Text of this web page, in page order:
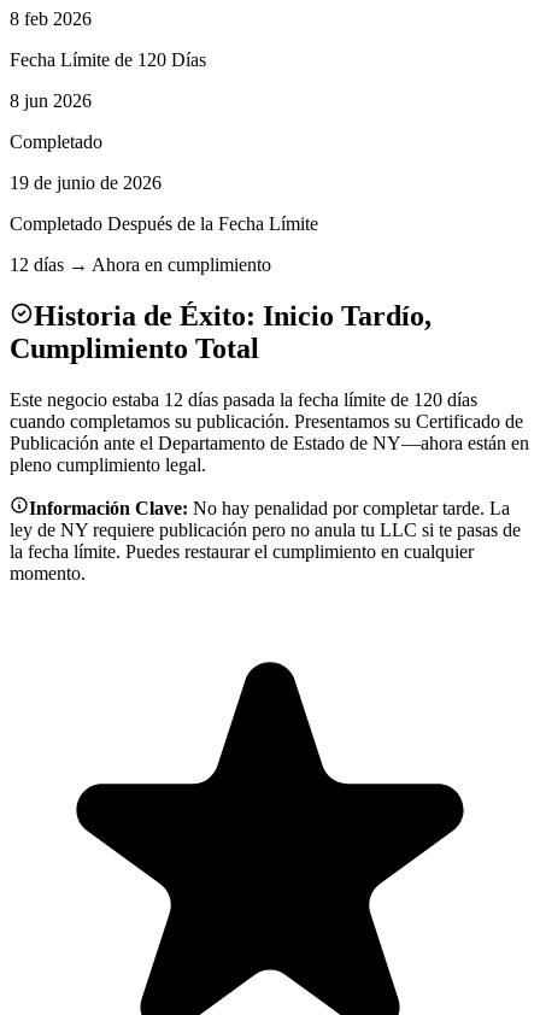
8 feb 2026
Fecha Límite de 120 Días
8 jun 2026
Completado
19 de junio de 2026
Completado Después de la Fecha Límite
12 días → Ahora en cumplimiento
Historia de Éxito: Inicio Tardío,
Cumplimiento Total
Este negocio estaba 12 días pasada la fecha límite de 120 días
cuando completamos su publicación. Presentamos su Certificado de
Publicación ante el Departamento de Estado de NY—ahora están en
pleno cumplimiento legal.
Información Clave: No hay penalidad por completar tarde. La
ley de NY requiere publicación pero no anula tu LLC si te pasas de
la fecha límite. Puedes restaurar el cumplimiento en cualquier
momento.